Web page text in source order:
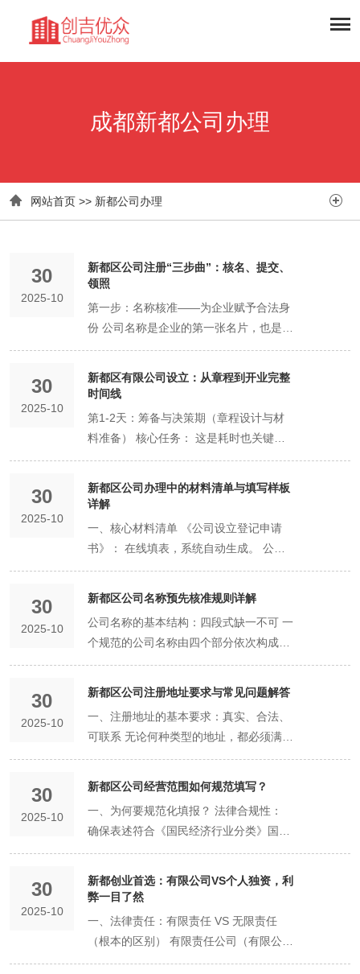
成都新都公司办理
 网站首页 >> 新都公司办理 
30
2025-10
新都区公司注册“三步曲”：核名、提交、
领照​
第一步：名称核准——为企业赋予合法身
份 公司名称是企业的第一张名片，也是工
商登记的起点。 核心规则： 标准格式为
「行政区划 + 字号 + 行业表述 + 组织形
式」，例如：「新都区 + 畅想 + 科技 + 有
服务网」的「企业名称自主申报」系统进
行线上办理。 关键要点： 字号独创性：
合国家规范的汉字，且不得与其他已注册
的同行业企业名称相同或近似。申报前务
必进行仔细查重。 行业表述规范： 应参
照《国民经济行业分类》中的规范用语，
如「科技」、「咨询」、「贸易」、「餐
饮管理」等。 线上即时办理： 整个过程
过后，名称会保留20天，在此期间应完成
公司设立登记。 第二步：提交材料——构
筑公司的法律基石 这是注册流程中核心的
环节，需要准备并提交一系列法定材料，
以定义公司的基本架构。 核心材料清单与
要点： 《公司设立登记申请书》： 在线
的「宪法」，由全体股东共同制定。需明
确记载公司的组织机构、股东权利与义
务、利润分配方式等根本性规则。切忌直
接使用标准模板，应根据股东间的特殊约
定进行个性化设计。 股东、董事、监事、
高管的身份证明及任职文件： 提供身份证
董事、经理、监事等）。 法定代表人任职
文件： 明确法定代表人由董事长、执行董
30
2025-10
新都区有限公司设立：从章程到开业完整
时间线​
第1-2天：筹备与决策期（章程设计与材
料准备） 核心任务： 这是耗时也关键的
阶段，发生在正式提交申请之前。 股东协
议与章程设计： 股东们需充分协商，确定
股权比例、出资方式与期限、职责分工、
的身份证、确定注册地址的证明文件（房
产证、租赁合同）等。 时间提示： 此阶
段无固定时限，取决于股东间的沟通效
个工作日内） 上午：名称核准。 登录
「四川政务服务网」，完成公司名称的自
主申报。此过程通常即时办结。 下午：在
线提交。 使用核准后的名称，进入「企业
开办一窗通」平台，填写所有登记信息，
名。 时间线： 如果材料准备充分，整个
在线申请流程可在半天内完成。提交成功
府审核期（通常1个工作日内） 核心任
务： 新都区市场监督管理局对申请材料进
行审核。 可能情况： 一次性通过： 材料
完美，直接进入制证环节。 驳回补正：
材料存在细微问题，审核人员会注明原
30
2025-10
​​新都区公司办理中的材料清单与填写样板
详解​
一、核心材料清单 《公司设立登记申请
书》： 在线填表，系统自动生成。 公司
章程： 需全体股东签署。 股东、董事、
监事、经理的身份证明文件： 中国大陆自
法定代表人任职文件： 通常为股东会决议
或董事会决议。 注册地址证明文件： 自
有房产：提供房产证复印件。 租赁房产：
提供租赁协议和出租方的房产证复印件
（需出租方签字或盖章确认）。 《企业名
称自主申报告知书》： 线上名称核准通过
登记申请书》（在线填写要点） 栏目 填
写说明与样板 注意事项 公司名称 填写已
核准的名称，如「新都区畅想科技有限公
司」。 确保与《名称告知书》完全一致。
都街道蜀龙大道中段1000号1栋101
址一字不差。 注册资本 如「人民币100万
元」。 明确币种，金额为认缴总额。 公
30
2025-10
新都区公司名称预先核准规则详解​
公司名称的基本结构：四段式缺一不可 一
个规范的公司名称由四个部分依次构成，
必须完整、规范： 行政区划： 通常指企
业所在地的县级以上行政区划的名称。例
都”或“四川”等更高级别的行政区划，但需
符合更高的注册资本等条件。 字号： 这
是名称的核心与灵魂，是区别于其他企业
的主要标志。应由两个及以上符合国家规
范的汉字组成。例如，“腾讯”、“华为”都是
字号。 行业或经营特点： 应根据主营业
询”、“商贸”、“餐饮管理”等。 组织形式：
根据公司类型选择，如“有限公司”、“有限
责任公司”、“股份有限公司”等。 标准示
例：新都区（行政区划） + 畅想（字号）
+ 科技（行业） + 有限公司（组织形式）
30
2025-10
新都区公司注册地址要求与常见问题解答​
一、注册地址的基本要求：真实、合法、
可联系 无论何种类型的地址，都必须满足
以下核心原则： 真实性： 地址必须客观
存在，而非虚构或无效地址。 合法性：
供合法的使用证明。 可联系性： 工商行
政管理部门、税务部门等机构通过该地址
必须能够联系到公司，并能送达法律文
书。 二、可用的注册地址类型及其证明文
件 在新都区，可根据企业实际情况选择不
同类型的注册地址： 商业或办公用房（常
规） 描述： 指商业办公楼、临街商铺、
30
2025-10
新都区公司经营范围如何规范填写？​
一、为何要规范化填报？ 法律合规性：
确保表述符合《国民经济行业分类》国家
标准，避免因用语口语化、模糊不清而被
登记机关驳回。 税务核定准确性： 税务
机关主要依据经营范围来核定企业应缴纳
围是正确纳税的基础，能避免潜在的税务
风险。 许可审批清晰化： 系统会自动识
30
2025-10
新都创业首选：有限公司VS个人独资，利
弊一目了然​
一、法律责任：有限责任 VS 无限责任
（根本的区别） 有限责任公司（有限公
司）： 核心特征： 公司是具有独立法人